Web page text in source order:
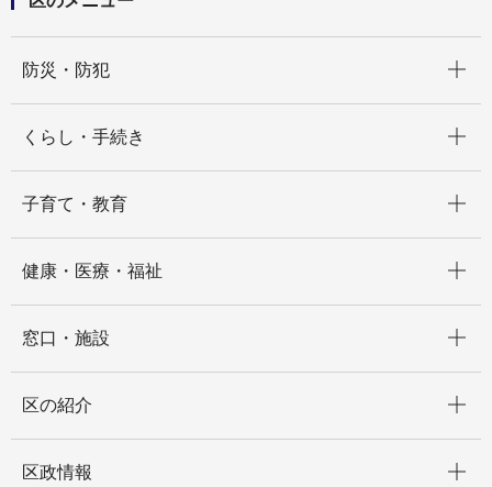
防災・防犯
くらし・手続き
子育て・教育
健康・医療・福祉
窓口・施設
区の紹介
区政情報